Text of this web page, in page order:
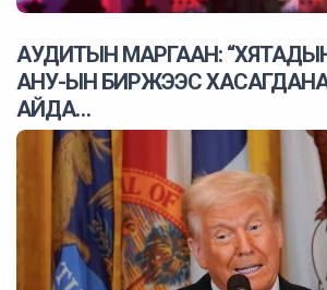
АУДИТЫН МАРГААН:
АНУ-ЫН БИРЖЭЭС
АЙДА…
2025 оны 04 сарын 24